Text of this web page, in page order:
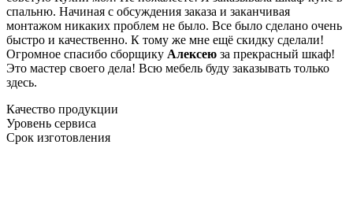
спальню. Начиная с обсуждения заказа и заканчивая
монтажом никаких проблем не было. Все было сделано очень
быстро и качественно. К тому же мне ещё скидку сделали!
Огромное спасибо сборщику Алексею за прекрасный шкаф!
Это мастер своего дела! Всю мебель буду заказывать только
здесь.
Качество продукции
Уровень сервиса
Срок изготовления